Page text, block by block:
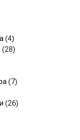
(4)
(28)
(7)
(26)